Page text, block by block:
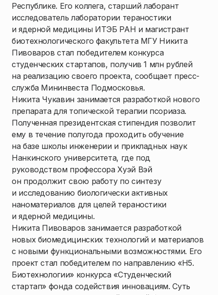
Республике. Его коллега, старший лаборант
исследователь лаборатории тераностики
и ядерной медицины ИТЭБ РАН и магистрант
биотехнологического факультета МГУ Никита
Пивоваров стал победителем конкурса
студенческих стартапов, получив 1 млн рублей
на реализацию своего проекта, сообщает пресс-
служба Мининвеста Подмосковья.
Никита Чукавин занимается разработкой нового
препарата для топической терапии псориаза.
Полученная президентская стипендия позволит
ему в течение полугода проходить обучение
на базе школы инженерии и прикладных наук
Нанкинского университета, где под
руководством профессора Хуэй Вэй
он продолжит свою работу по синтезу
и исследованию биологически активных
наноматериалов для целей тераностики
и ядерной медицины.
Никита Пивоваров занимается разработкой
новых биомедицинских технологий и материалов
с новыми функциональными возможностями. Его
проект стал победителем по направлению «Н5.
Биотехнологии» конкурса «Студенческий
стартап» фонда содействия инновациям. Суть